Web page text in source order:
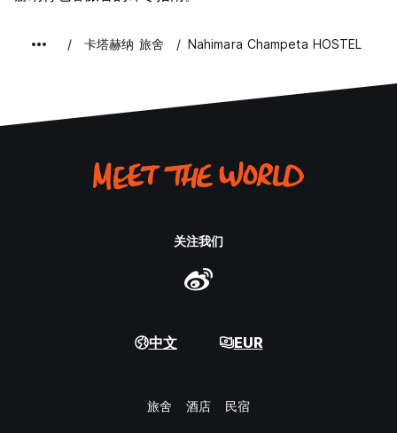
卡塔赫纳 旅舍 Nahimara Champeta HOSTEL
关注我们
中文 EUR
旅舍 酒店 民宿